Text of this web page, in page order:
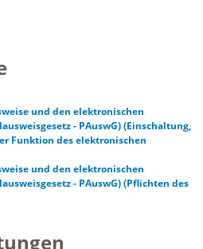
und den elektronischen
- PAuswG) (Einschaltung,
Funktion des elektronischen
und den elektronischen
- PAuswG) (Pflichten des